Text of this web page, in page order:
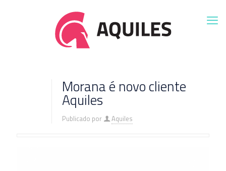
Morana é novo cliente
Aquiles
Publicado por Aquiles